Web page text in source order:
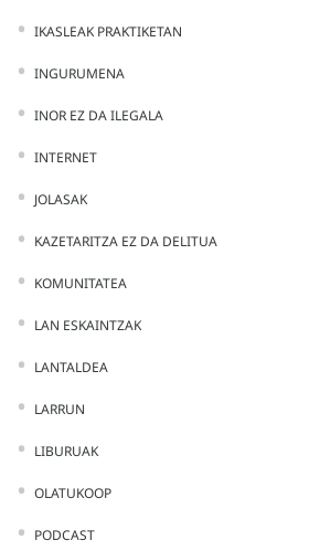
IKASLEAK PRAKTIKETAN
INGURUMENA
INOR EZ DA ILEGALA
INTERNET
JOLASAK
KAZETARITZA EZ DA DELITUA
KOMUNITATEA
LAN ESKAINTZAK
LANTALDEA
LARRUN
LIBURUAK
OLATUKOOP
PODCAST